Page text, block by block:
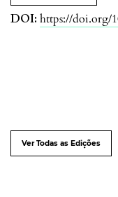
DOI: https://doi.org/
Ver Todas as Edições